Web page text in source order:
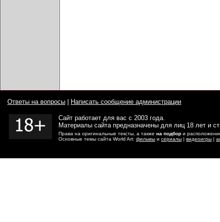
Ответы на вопросы Написать сообщение администрации
Сайт работает для вас с 2003 года.
Материалы сайта предназначены для лиц 18 лет и
Права на оригинальные тексты, а также на подбор и
Основные темы сайта World Art: фильмы и сериалы | видеоигры |